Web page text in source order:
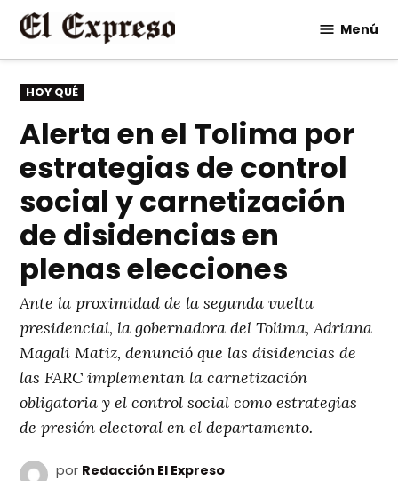
Saltar
contenido
Menú
PUBLICADO
EN
HOY QUÉ
Alerta en el Tolima por
estrategias de control
social y carnetización
de disidencias en
plenas elecciones
Ante la proximidad de la segunda vuelta
presidencial, la gobernadora del Tolima, Adriana
Magali Matiz, denunció que las disidencias de
las FARC implementan la carnetización
obligatoria y el control social como estrategias
de presión electoral en el departamento.
por Redacción El Expreso